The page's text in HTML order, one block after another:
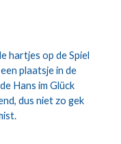
hartjes op de Spiel
plaatsje in de
Hans im Glück
dus niet zo gek